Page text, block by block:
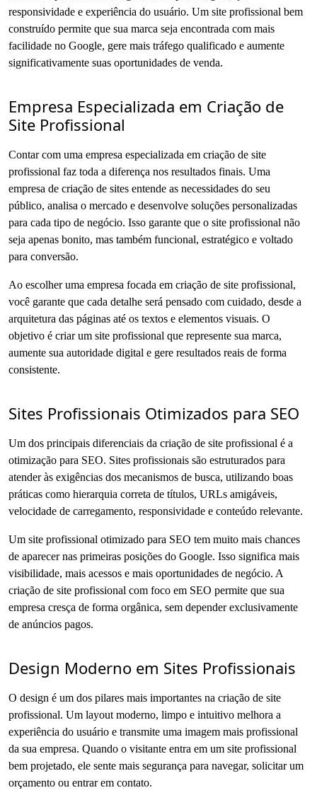
responsividade e experiência do usuário. Um site profissional bem
construído permite que sua marca seja encontrada com mais
facilidade no Google, gere mais tráfego qualificado e aumente
significativamente suas oportunidades de venda.
Empresa Especializada em Criação de
Site Profissional
Contar com uma empresa especializada em criação de site
profissional faz toda a diferença nos resultados finais. Uma
empresa de criação de sites entende as necessidades do seu
público, analisa o mercado e desenvolve soluções personalizadas
para cada tipo de negócio. Isso garante que o site profissional não
seja apenas bonito, mas também funcional, estratégico e voltado
para conversão.
Ao escolher uma empresa focada em criação de site profissional,
você garante que cada detalhe será pensado com cuidado, desde a
arquitetura das páginas até os textos e elementos visuais. O
objetivo é criar um site profissional que represente sua marca,
aumente sua autoridade digital e gere resultados reais de forma
consistente.
Sites Profissionais Otimizados para SEO
Um dos principais diferenciais da criação de site profissional é a
otimização para SEO. Sites profissionais são estruturados para
atender às exigências dos mecanismos de busca, utilizando boas
práticas como hierarquia correta de títulos, URLs amigáveis,
velocidade de carregamento, responsividade e conteúdo relevante.
Um site profissional otimizado para SEO tem muito mais chances
de aparecer nas primeiras posições do Google. Isso significa mais
visibilidade, mais acessos e mais oportunidades de negócio. A
criação de site profissional com foco em SEO permite que sua
empresa cresça de forma orgânica, sem depender exclusivamente
de anúncios pagos.
Design Moderno em Sites Profissionais
O design é um dos pilares mais importantes na criação de site
profissional. Um layout moderno, limpo e intuitivo melhora a
experiência do usuário e transmite uma imagem mais profissional
da sua empresa. Quando o visitante entra em um site profissional
bem projetado, ele sente mais segurança para navegar, solicitar um
orçamento ou entrar em contato.